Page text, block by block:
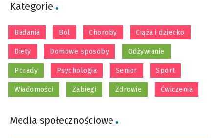
Kategorie
Badania Ból Choroby Ciąża i dziecko
Diety Domowe sposoby Odżywianie
Porady Psychologia Senior Sport
Wiadomości Zabiegi Zdrowie Ćwiczenia
Media społecznościowe